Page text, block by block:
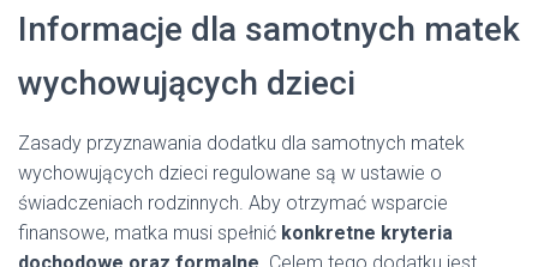
Informacje dla samotnych matek
wychowujących dzieci
Zasady przyznawania dodatku dla samotnych matek
wychowujących dzieci regulowane są w ustawie o
świadczeniach rodzinnych. Aby otrzymać wsparcie
finansowe, matka musi spełnić konkretne kryteria